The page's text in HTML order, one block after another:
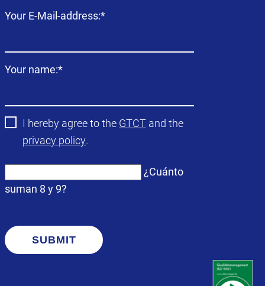
Campo
Your E-Mail-address:*
Campo
Your name:*
I hereby agree to the GTCT and the
privacy policy.
¿Cuánto
suman 8 y 9?
SUBMIT